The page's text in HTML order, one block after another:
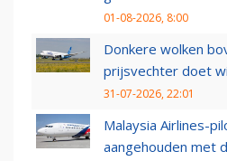
01-08-2026, 8:00
Donkere wolken
prijsvechter doet
31-07-2026, 22:01
Malaysia Airlines-
aangehouden met